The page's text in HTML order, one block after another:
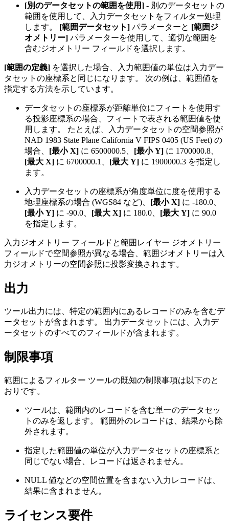
[別のデータセットの範囲を使用] - 別のデータセットの
範囲を使用して、入力データセットをフィルター処理
します。 [範囲データセット] パラメーターと [範囲ジ
オメトリー] パラメーターを使用して、適切な範囲を
含むジオメトリー フィールドを選択します。
[範囲の定義] を選択した場合、入力範囲値の単位は入力デー
タセットの座標系と同じになります。 次の例は、範囲値を
指定する方法を示しています。
データセットの座標系が距離単位にフィートを使用す
る投影座標系の場合、フィートで表される範囲値を使
用します。 たとえば、入力データセットの空間参照が
NAD 1983 State Plane California V FIPS 0405 (US Feet) の
場合、 [最小 X] に 6500000.5、 [最小 Y] に 1700000.8、
[最大 X] に 6700000.1、 [最大 Y] に 1900000.3 を指定し
ます。
入力データセットの座標系が角度単位に度を使用する
地理座標系の場合 (WGS84 など)、 [最小 X] に -180.0、
[最小 Y] に -90.0、 [最大 X] に 180.0、 [最大 Y] に 90.0
を指定します。
入力ジオメトリー フィールドと範囲レイヤー ジオメトリー
フィールドで空間参照が異なる場合、範囲ジオメトリーは入
力ジオメトリーの空間参照に投影変換されます。
出力
ツール出力には、特定の範囲内にあるレコードのみを含むデ
ータセットが含まれます。 出力データセットには、入力デ
ータセットのすべてのフィールドが含まれます。
制限事項
範囲によるフィルター ツールの既知の制限事項は以下のと
おりです。
ツールは、範囲内のレコードを含む単一のデータセッ
トのみを返します。 範囲外のレコードは、結果から除
外されます。
指定した範囲値の単位が入力データセットの座標系と
同じでない場合、レコードは返されません。
NULL 値などの空間位置を含まない入力レコードは、
結果に含まれません。
ライセンス要件